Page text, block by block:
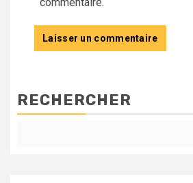
RECHERCHER